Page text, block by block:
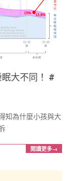
眠大不同！ #
知為什麼小孩與大
閱讀更多→